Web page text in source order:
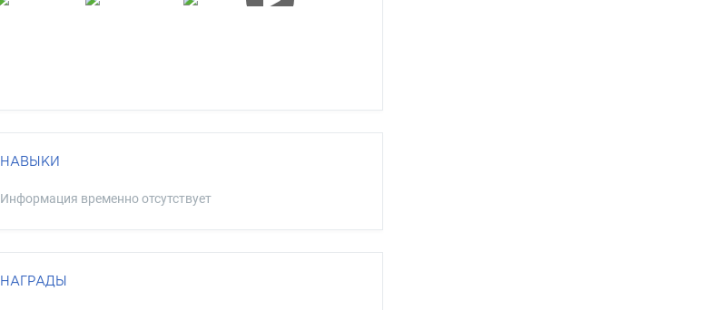
НАВЫКИ
Информация временно отсутствует
НАГРАДЫ